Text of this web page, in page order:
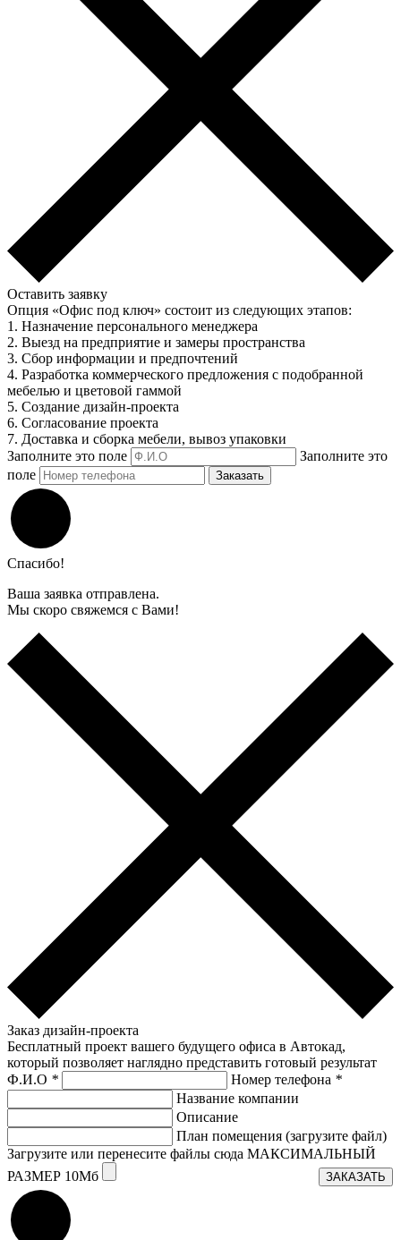
Оставить заявку
Опция «Офис под ключ» состоит из следующих этапов:
1. Назначение персонального менеджера
2. Выезд на предприятие и замеры пространства
3. Сбор информации и предпочтений
4. Разработка коммерческого предложения с подобранной
мебелью и цветовой гаммой
5. Создание дизайн-проекта
6. Согласование проекта
7. Доставка и сборка мебели, вывоз упаковки
Заполните это поле
Заполните это
поле
Заказать
Спасибо!
Ваша заявка отправлена.
Мы скоро свяжемся с Вами!
Заказ дизайн-проекта
Бесплатный проект вашего будущего офиса в Автокад,
который позволяет наглядно представить готовый результат
Ф.И.О * Номер телефона *
Название компании
Описание
План помещения (загрузите файл)
Загрузите или перенесите файлы сюда МАКСИМАЛЬНЫЙ
РАЗМЕР 10Мб
ЗАКАЗАТЬ